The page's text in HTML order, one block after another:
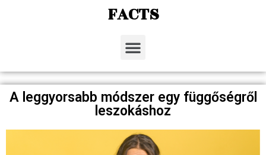
FACTS
A leggyorsabb módszer egy függőségről
leszokáshoz